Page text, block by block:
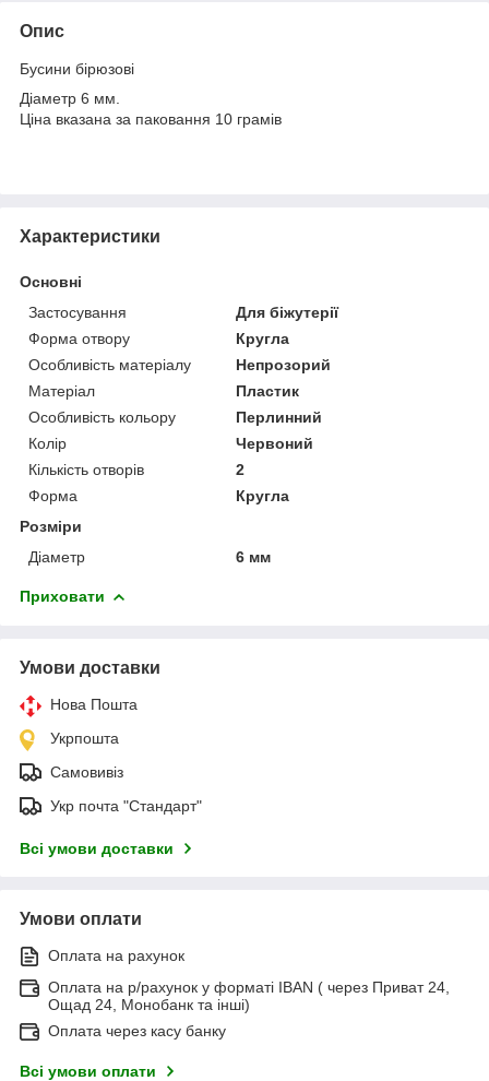
Опис
Бусини бірюзові
Діаметр 6 мм.
Ціна вказана за паковання 10 грамів
Характеристики
Основні
Застосування
Для біжутерії
Форма отвору
Кругла
Особливість матеріалу
Непрозорий
Матеріал
Пластик
Особливість кольору
Перлинний
Колір
Червоний
Кількість отворів
2
Форма
Кругла
Розміри
Діаметр
6 мм
Приховати
Умови доставки
Нова Пошта
Укрпошта
Самовивіз
Укр почта "Стандарт"
Всі умови доставки
Умови оплати
Оплата на рахунок
Оплата на р/рахунок у форматі IBAN ( через Приват 24,
Ощад 24, Монобанк та інші)
Оплата через касу банку
Всі умови оплати